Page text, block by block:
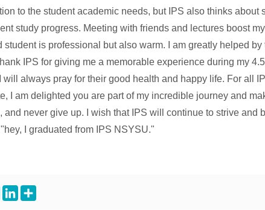
to the student academic needs, but IPS also thinks
study progress. Meeting with friends and lectures boost
student is professional but also warm. I am greatly helped
IPS for giving me a memorable experience during my
will always pray for their good health and happy life. For all
I am delighted you are part of my incredible journey and
and never give up. I wish that IPS will continue to strive
I graduated from IPS NSYSU."
Line LinkedIn